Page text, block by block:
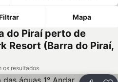
Mapa
do Piraí perto de
Resort (Barra do Piraí,
os resultados